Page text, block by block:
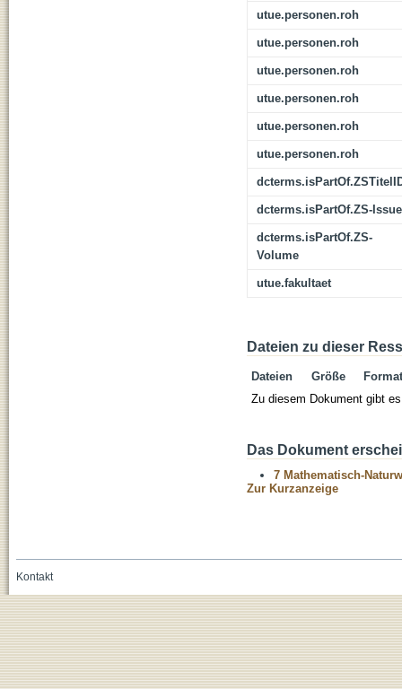
utue.personen.roh
utue.personen.roh
utue.personen.roh
utue.personen.roh
utue.personen.roh
utue.personen.roh
dcterms.isPartOf.ZS-Issue
dcterms.isPartOf.ZS-
Volume
utue.fakultaet
Dateien zu dieser
Dateien Größe
Format
Zu diesem Dokument gibt
Das Dokument
7 Mathematisch-
Zur Kurzanzeige
Kontakt